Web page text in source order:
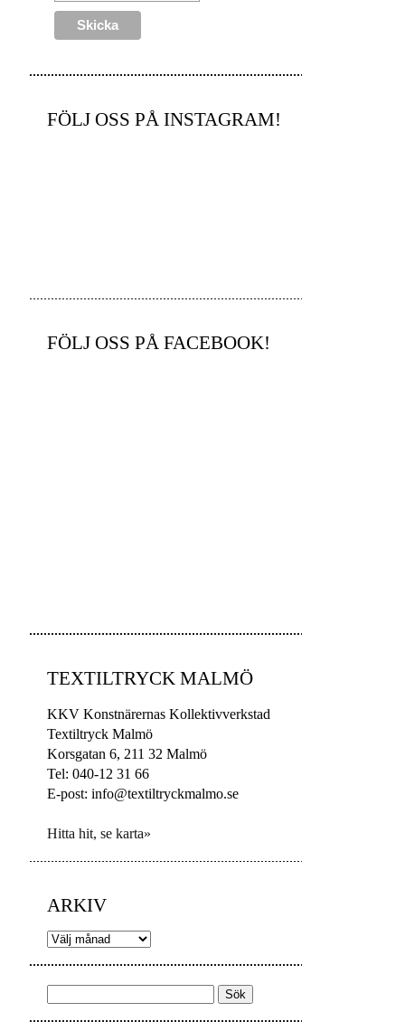
FÖLJ OSS PÅ INSTAGRAM!
FÖLJ OSS PÅ FACEBOOK!
TEXTILTRYCK MALMÖ
KKV Konstnärernas Kollektivverkstad
Textiltryck Malmö
Korsgatan 6, 211 32 Malmö
Tel: 040-12 31 66
E-post: info@textiltryckmalmo.se
Hitta hit, se karta»
ARKIV
Arkiv